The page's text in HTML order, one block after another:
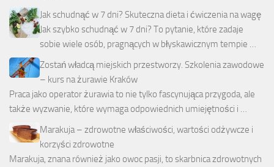
Jak schudnąć w 7 dni? Skuteczna dieta i ćwiczenia na wagę
Jak szybko schudnąć w 7 dni? To pytanie, które zadaje
sobie wiele osób, pragnących w błyskawicznym tempie …
Zostań władcą miejskich przestworzy. Szkolenia zawodowe
– kurs na żurawie Kraków
Praca jako operator żurawia to nie tylko fascynująca przygoda, ale
także wyzwanie, które wymaga odpowiednich umiejętności i …
Marakuja – zdrowotne właściwości, wartości odżywcze i
korzyści zdrowotne
Marakuja, znana również jako owoc pasji, to skarbnica zdrowotnych